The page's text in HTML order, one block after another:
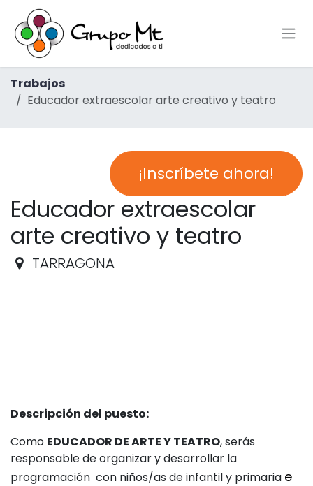
Ir al contenido
Trabajos
Educador extraescolar arte creativo y teatro
¡Inscríbete ahora!
Educador extraescolar
arte creativo y teatro
TARRAGONA
Descripción del puesto:
Como EDUCADOR DE ARTE Y TEATRO, serás
responsable de organizar y desarrollar la
programación con niños/as de infantil y primaria e